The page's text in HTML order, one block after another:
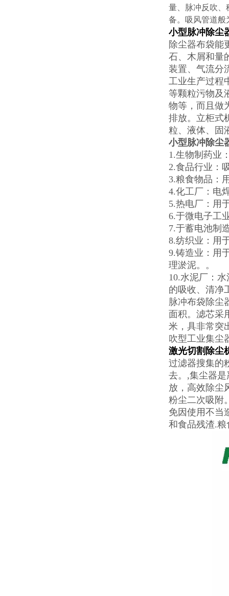
量、脉冲反吹、
备。吸风管道般
小型脉冲除尘
除尘器布袋能
石、木屑和量
装置、气流分
工业生产过程
等颗粒污物及
物等，而且做
排放。 立柜式
粒、液体、固
小型脉冲除尘
1.生物制药业
2.食品行业：
3.粮食物品：
4.化工厂：电
5.热电厂：用
6.于微电子工
7.于蓄电池制
8.纺织业：用
9.铸造业：用
理淤泥。。
10.水泥厂：
的吸收、清净
脉冲布袋除尘
面积。 滤芯采
米，具非常突
吹型工业集尘
激光切割除尘
过滤器搜集的
去。,集尘器
放，高效除尘
粉尘二次吸附
免因使用不当
和食品残渣.